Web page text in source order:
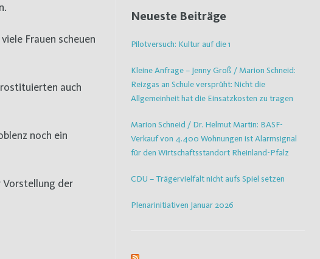
Frauen scheuen
auch
noch ein
Vorstellung der
Neueste Beiträge
Pilotversuch: Kultur auf die 1
Kleine Anfrage – Jenny Groß / Marion Schneid:
Reizgas an Schule versprüht: Nicht die
Allgemeinheit hat die Einsatzkosten zu tragen
Marion Schneid / Dr. Helmut Martin: BASF-
Verkauf von 4.400 Wohnungen ist Alarmsignal
für den Wirtschaftsstandort Rheinland-Pfalz
CDU – Trägervielfalt nicht aufs Spiel setzen
Plenarinitiativen Januar 2026